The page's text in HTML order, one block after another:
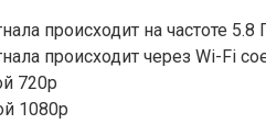
происходит на частоте
происходит через Wi-Fi
720p
1080p